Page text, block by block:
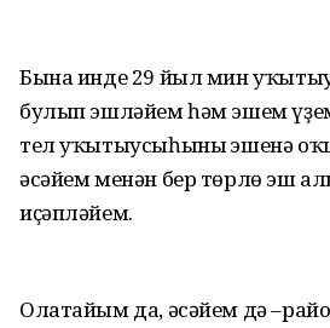
Бына инде 29 йыл мин
булып эшләйем һәм эшем
тел уҡытыусыһының эшенә
әсәйем менән бер төрлө эш
иҫәпләйем.
Олатайым да, әсәйем дә